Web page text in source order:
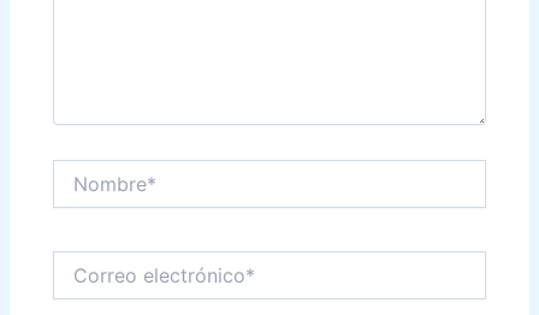
electrónico*